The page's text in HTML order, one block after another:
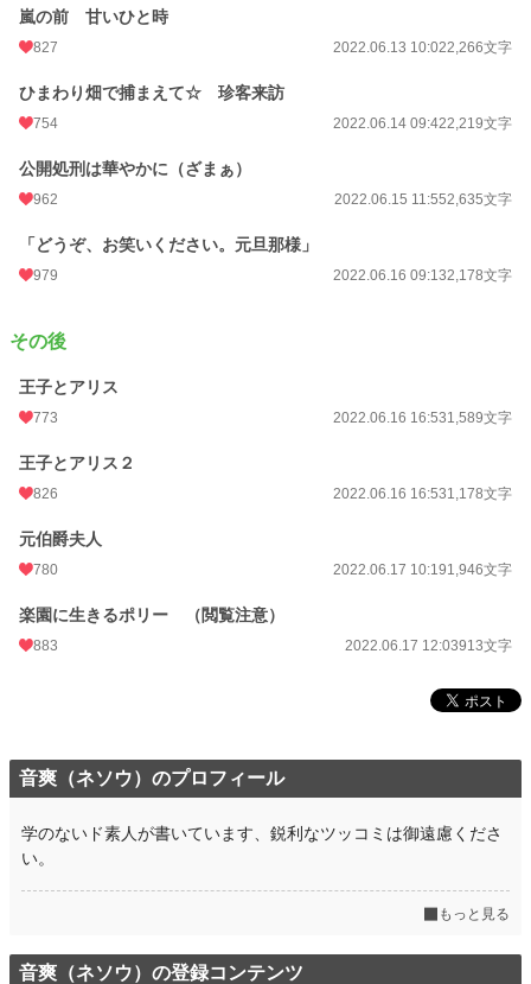
嵐の前 甘いひと時
827 2022.06.13 10:022,266文字
ひまわり畑で捕まえて☆ 珍客来訪
754 2022.06.14 09:422,219文字
公開処刑は華やかに（ざまぁ）
962 2022.06.15 11:552,635文字
「どうぞ、お笑いください。元旦那様」
979 2022.06.16 09:132,178文字
その後
王子とアリス
773 2022.06.16 16:531,589文字
王子とアリス２
826 2022.06.16 16:531,178文字
元伯爵夫人
780 2022.06.17 10:191,946文字
楽園に生きるポリー （閲覧注意）
883 2022.06.17 12:03913文字
音爽（ネソウ）のプロフィール
学のないド素人が書いています、鋭利なツッコミは御遠慮くださ
い。
もっと見る
音爽（ネソウ）の登録コンテンツ